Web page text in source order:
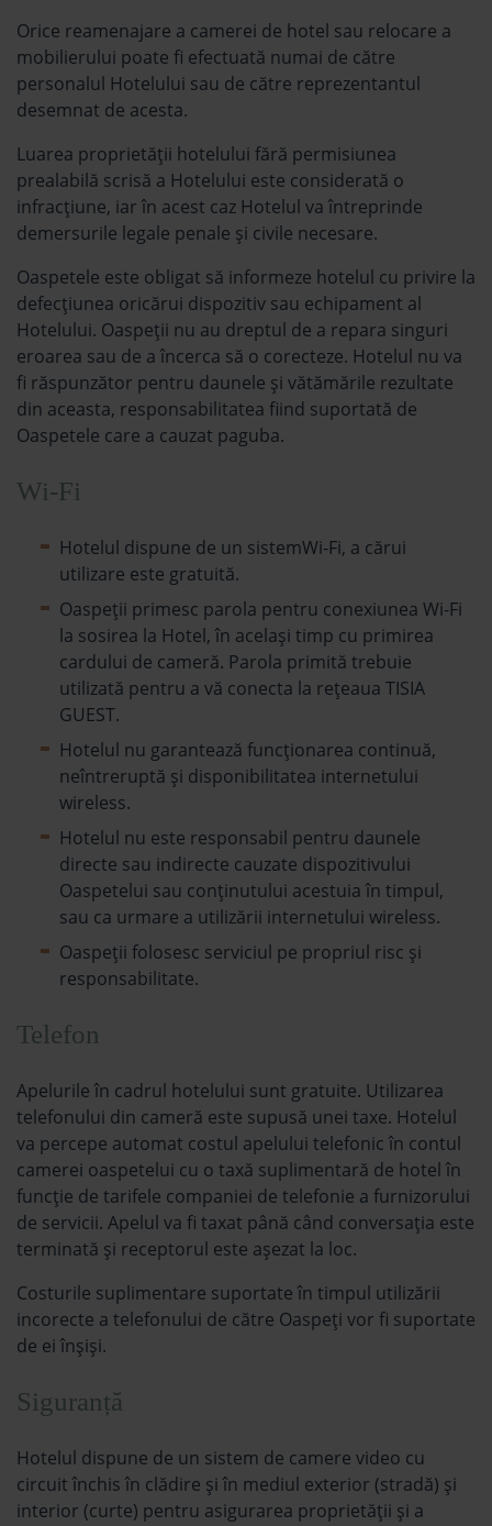
Orice reamenajare a camerei de hotel sau relocare a
mobilierului poate fi efectuată numai de către
personalul Hotelului sau de către reprezentantul
desemnat de acesta.
Luarea proprietății hotelului fără permisiunea
prealabilă scrisă a Hotelului este considerată o
infracțiune, iar în acest caz Hotelul va întreprinde
demersurile legale penale și civile necesare.
Oaspetele este obligat să informeze hotelul cu privire la
defecțiunea oricărui dispozitiv sau echipament al
Hotelului. Oaspeții nu au dreptul de a repara singuri
eroarea sau de a încerca să o corecteze. Hotelul nu va
fi răspunzător pentru daunele și vătămările rezultate
din aceasta, responsabilitatea fiind suportată de
Oaspetele care a cauzat paguba.
Wi-Fi
Hotelul dispune de un sistemWi-Fi, a cărui
utilizare este gratuită.
Oaspeții primesc parola pentru conexiunea Wi-Fi
la sosirea la Hotel, în același timp cu primirea
cardului de cameră. Parola primită trebuie
utilizată pentru a vă conecta la rețeaua TISIA
GUEST.
Hotelul nu garantează funcționarea continuă,
neîntreruptă și disponibilitatea internetului
wireless.
Hotelul nu este responsabil pentru daunele
directe sau indirecte cauzate dispozitivului
Oaspetelui sau conținutului acestuia în timpul,
sau ca urmare a utilizării internetului wireless.
Oaspeții folosesc serviciul pe propriul risc și
responsabilitate.
Telefon
Apelurile în cadrul hotelului sunt gratuite. Utilizarea
telefonului din cameră este supusă unei taxe. Hotelul
va percepe automat costul apelului telefonic în contul
camerei oaspetelui cu o taxă suplimentară de hotel în
funcție de tarifele companiei de telefonie a furnizorului
de servicii. Apelul va fi taxat până când conversația este
terminată și receptorul este așezat la loc.
Costurile suplimentare suportate în timpul utilizării
incorecte a telefonului de către Oaspeți vor fi suportate
de ei înșiși.
Siguranță
Hotelul dispune de un sistem de camere video cu
circuit închis în clădire și în mediul exterior (stradă) și
interior (curte) pentru asigurarea proprietății și a